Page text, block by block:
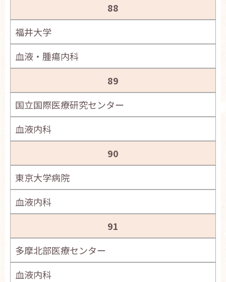
88
福井大学
血液・腫瘍内科
89
国立国際医療研究センター
血液内科
90
東京大学病院
血液内科
91
多摩北部医療センター
血液内科